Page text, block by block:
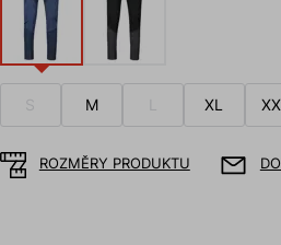
S M XL
ROZMĚRY PRODUKTU